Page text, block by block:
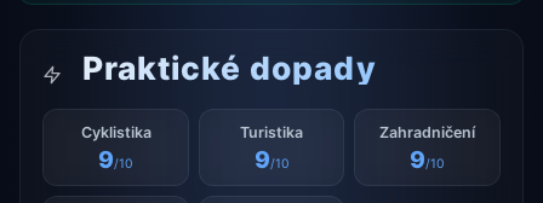
Praktické dopady
Cyklistika
9/10
Turistika
9/10
Zahradničení
9/10